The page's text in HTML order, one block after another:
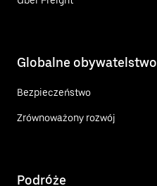
Globalne obywatelstwo
Bezpieczeństwo
Zrównoważony rozwój
Podróże